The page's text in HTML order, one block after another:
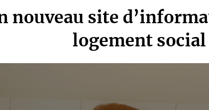
nouveau site
logement social